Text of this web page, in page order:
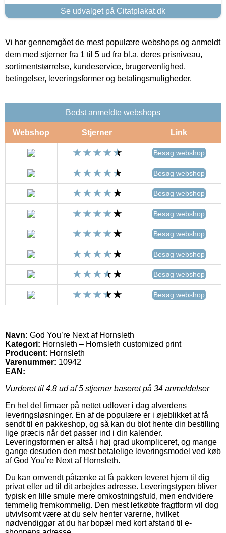
Se udvalget på Citatplakat.dk
Vi har gennemgået de mest populære webshops og anmeldt
dem med stjerner fra 1 til 5 ud fra bl.a. deres prisniveau,
sortimentstørrelse, kundeservice, brugervenlighed,
betingelser, leveringsformer og betalingsmuligheder.
Bedst anmeldte webshops
Webshop Stjerner Link
Besøg webshop
Besøg webshop
Besøg webshop
Besøg webshop
Besøg webshop
Besøg webshop
Besøg webshop
Besøg webshop
Navn: God You’re Next af Hornsleth
Kategori: Hornsleth – Hornsleth customized print
Producent: Hornsleth
Varenummer: 10942
EAN:
Vurderet til 4.8 ud af 5 stjerner baseret på 34 anmeldelser
En hel del firmaer på nettet udlover i dag alverdens
leveringsløsninger. En af de populære er i øjeblikket at få
sendt til en pakkeshop, og så kan du blot hente din bestilling
lige præcis når det passer ind i din kalender.
Leveringsformen er altså i høj grad ukompliceret, og mange
gange desuden den mest betalelige leveringsmodel ved køb
af God You’re Next af Hornsleth.
Du kan omvendt påtænke at få pakken leveret hjem til dig
privat eller ud til dit arbejdes adresse. Leveringstypen bliver
typisk en lille smule mere omkostningsfuld, men endvidere
temmelig fremkommelig. Den mest letkøbte fragtform vil dog
utvivlsomt være at du selv henter varerne, hvilket
nødvendiggør at du har bopæl med kort afstand til e-